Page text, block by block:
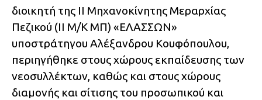
διοικητή της ΙΙ Μηχανοκίνητης Μεραρχίας
Πεζικού (ΙΙ Μ/Κ ΜΠ) «ΕΛΑΣΣΩΝ»
υποστράτηγου Αλέξανδρου Κουφόπουλου,
περιηγήθηκε στους χώρους εκπαίδευσης των
νεοσυλλέκτων, καθώς και στους χώρους
διαμονής και σίτισης του προσωπικού και